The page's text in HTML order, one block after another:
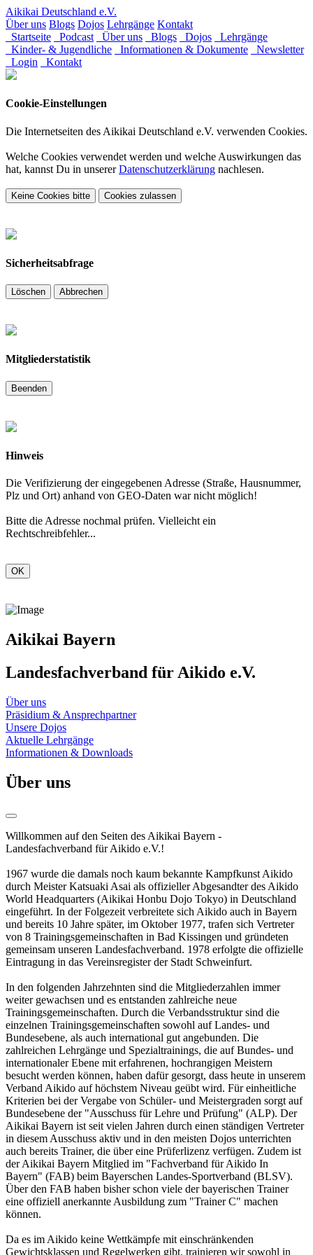
Aikikai Deutschland e.V.
Über uns Blogs Dojos Lehrgänge Kontakt
Startseite
Podcast Über uns Blogs Dojos
Lehrgänge
Kinder- & Jugendliche
Informationen & Dokumente
Newsletter
Login
Kontakt
Cookie-Einstellungen
Die Internetseiten des Aikikai Deutschland e.V. verwenden Cookies.
Welche Cookies verwendet werden und welche Auswirkungen das
hat, kannst Du in unsererDatenschutzerklärung nachlesen.
Keine Cookies bitte Cookies zulassen
Sicherheitsabfrage
Löschen Abbrechen
Mitgliederstatistik
Beenden
Hinweis
Die Verifizierung der eingegebenen Adresse (Straße, Hausnummer,
Plz und Ort) anhand von GEO-Daten war nicht möglich!
Bitte die Adresse nochmal prüfen. Vielleicht ein
Rechtschreibfehler...
OK
Aikikai Bayern
Landesfachverband für Aikido e.V.
Über uns
Präsidium & Ansprechpartner
Unsere Dojos
Aktuelle Lehrgänge
Informationen & Downloads
Über uns
Willkommen auf den Seiten des Aikikai Bayern -
Landesfachverband für Aikido e.V.!
1967 wurde die damals noch kaum bekannte Kampfkunst Aikido
durch Meister Katsuaki Asai als offizieller Abgesandter des Aikido
World Headquarters (Aikikai Honbu Dojo Tokyo) in Deutschland
eingeführt. In der Folgezeit verbreitete sich Aikido auch in Bayern
und bereits 10 Jahre später, im Oktober 1977, trafen sich Vertreter
von 8 Trainingsgemeinschaften in Bad Kissingen und gründeten
gemeinsam unseren Landesfachverband. 1978 erfolgte die offizielle
Eintragung in das Vereinsregister der Stadt Schweinfurt.
In den folgenden Jahrzehnten sind die Mitgliederzahlen immer
weiter gewachsen und es entstanden zahlreiche neue
Trainingsgemeinschaften. Durch die Verbandsstruktur sind die
einzelnen Trainingsgemeinschaften sowohl auf Landes- und
Bundesebene, als auch international gut angebunden. Die
zahlreichen Lehrgänge und Spezialtrainings, die auf Bundes- und
internationaler Ebene mit erfahrenen, hochrangigen Meistern
besucht werden können, haben dafür gesorgt, dass heute in unserem
Verband Aikido auf höchstem Niveau geübt wird. Für einheitliche
Kriterien bei der Vergabe von Schüler- und Meistergraden sorgt auf
Bundesebene der "Ausschuss für Lehre und Prüfung" (ALP). Der
Aikikai Bayern ist seit vielen Jahren durch einen ständigen Vertreter
in diesem Ausschuss aktiv und in den meisten Dojos unterrichten
auch bereits Trainer, die über eine Prüferlizenz verfügen. Zudem ist
der Aikikai Bayern Mitglied im "Fachverband für Aikido In
Bayern" (FAB) beim Bayerschen Landes-Sportverband (BLSV).
Über den FAB haben bisher schon viele der bayerischen Trainer
eine offiziell anerkannte Ausbildung zum "Trainer C" machen
können.
Da es im Aikido keine Wettkämpfe mit einschränkenden
Gewichtsklassen und Regelwerken gibt, trainieren wir sowohl in